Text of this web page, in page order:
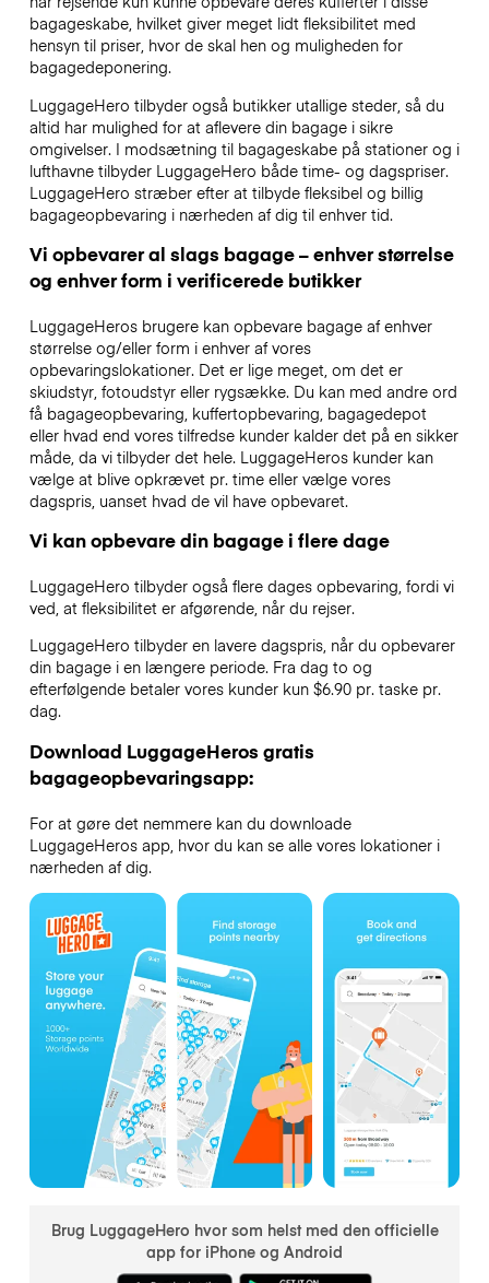
bagageskabe, hvilket giver meget lidt fleksibilitet med
hensyn til priser, hvor de skal hen og muligheden for
bagagedeponering.
LuggageHero tilbyder også butikker utallige steder, så du
altid har mulighed for at aflevere din bagage i sikre
omgivelser. I modsætning til bagageskabe på stationer og i
lufthavne tilbyder LuggageHero både time- og dagspriser.
LuggageHero stræber efter at tilbyde fleksibel og billig
bagageopbevaring i nærheden af dig til enhver tid.
Vi opbevarer al slags bagage – enhver størrelse
og enhver form i verificerede butikker
LuggageHeros brugere kan opbevare bagage af enhver
størrelse og/eller form i enhver af vores
opbevaringslokationer. Det er lige meget, om det er
skiudstyr, fotoudstyr eller rygsække. Du kan med andre ord
få bagageopbevaring, kuffertopbevaring, bagagedepot
eller hvad end vores tilfredse kunder kalder det på en sikker
måde, da vi tilbyder det hele. LuggageHeros kunder kan
vælge at blive opkrævet pr. time eller vælge vores
dagspris, uanset hvad de vil have opbevaret.
Vi kan opbevare din bagage i flere dage
LuggageHero tilbyder også flere dages opbevaring, fordi vi
ved, at fleksibilitet er afgørende, når du rejser.
LuggageHero tilbyder en lavere dagspris, når du opbevarer
din bagage i en længere periode. Fra dag to og
efterfølgende betaler vores kunder kun $6.90 pr. taske pr.
dag.
Download LuggageHeros gratis
bagageopbevaringsapp:
For at gøre det nemmere kan du downloade
LuggageHeros app, hvor du kan se alle vores lokationer i
nærheden af dig.
Brug LuggageHero hvor som helst med den officielle
app for iPhone og Android